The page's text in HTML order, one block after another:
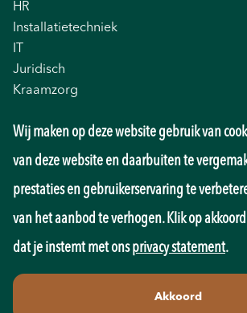
HR
Installatietechniek
Juridisch
Kraamzorg
Management
Marketing
Overheid
Pedagogiek
Productie
Retail
Sales
Wij maken op deze website gebruik van
van deze website en daarbuiten te
prestaties en gebruikerservaring te
van het aanbod te verhogen. Klik op
dat je instemt met onsprivacy statement.
Akkoord